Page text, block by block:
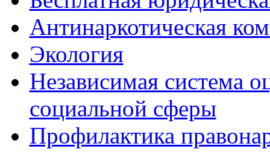
Антинаркотическая
Экология
Независимая система
социальной сферы
Профилактика